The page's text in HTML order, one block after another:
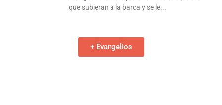
que subieran a la barca y se le
+ Evangelios